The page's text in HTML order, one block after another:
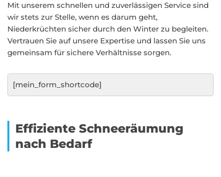
Mit unserem schnellen und zuverlässigen Service sind
wir stets zur Stelle, wenn es darum geht,
Niederkrüchten sicher durch den Winter zu begleiten.
Vertrauen Sie auf unsere Expertise und lassen Sie uns
gemeinsam für sichere Verhältnisse sorgen.
[mein_form_shortcode]
Effiziente Schneeräumung
nach Bedarf